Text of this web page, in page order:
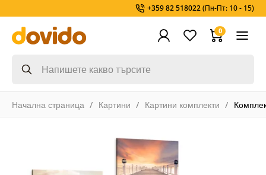
+359 82 518022(Пн-Пт: 10 - 15)
0
Начална страница Картини Картини комплекти